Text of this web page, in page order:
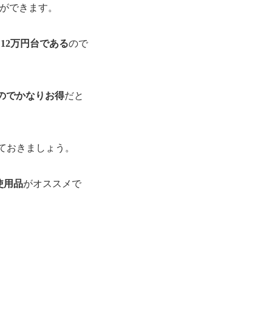
できます。
万円台であるので
でかなりお得だと
おきましょう。
用品がオススメで